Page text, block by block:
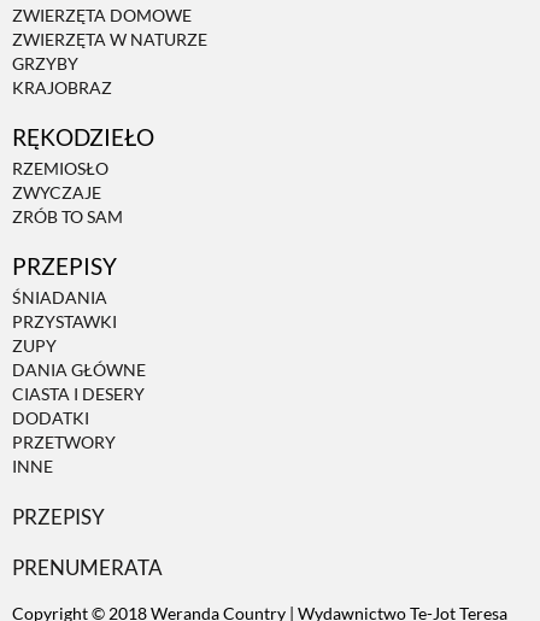
ZWIERZĘTA DOMOWE
ZWIERZĘTA W NATURZE
GRZYBY
KRAJOBRAZ
RĘKODZIEŁO
RZEMIOSŁO
ZWYCZAJE
ZRÓB TO SAM
PRZEPISY
ŚNIADANIA
PRZYSTAWKI
ZUPY
DANIA GŁÓWNE
CIASTA I DESERY
DODATKI
PRZETWORY
INNE
PRZEPISY
PRENUMERATA
Copyright © 2018 Weranda Country | Wydawnictwo Te-Jot Teresa
ZWIERZĘTA W NATURZE